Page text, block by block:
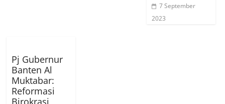
7 September
2023
Pj Gubernur
Banten Al
Muktabar:
Reformasi
Birokrasi